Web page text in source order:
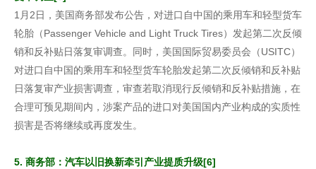
1月2日，美国商务部发布公告，对进口自中国的乘用车和轻型货车
轮胎（Passenger Vehicle and Light Truck Tires）发起第二次反倾
销和反补贴日落复审调查。同时，美国国际贸易委员会（USITC）
对进口自中国的乘用车和轻型货车轮胎发起第二次反倾销和反补贴
日落复审产业损害调查，审查若取消现行反倾销和反补贴措施，在
合理可预见期间内，涉案产品的进口对美国国内产业构成的实质性
损害是否将继续或再度发生。
5. 商务部：汽车以旧换新牵引产业提质升级[6]